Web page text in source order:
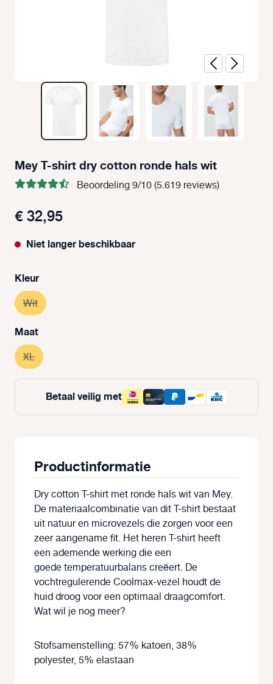
Mey T-shirt dry cotton ronde hals wit
Beoordeling 9/10 (5.619 reviews)
€ 32,95
Niet langer beschikbaar
Selecteer
Kleur
Wit(Deze optie is momenteel niet beschikbaar.)
Selecteer
Maat
XL(Deze optie is momenteel niet beschikbaar.)
Betaal veilig met
Productinformatie
Dry cotton T-shirt met ronde hals wit van Mey.
De materiaalcombinatie van dit T-shirt bestaat
uit natuur en microvezels die zorgen voor een
zeer aangename fit. Het heren T-shirt heeft
een ademende werking die een
goede temperatuurbalans creëert. De
vochtregulerende Coolmax-vezel houdt de
huid droog voor een optimaal draagcomfort.
Wat wil je nog meer?
Stofsamenstelling: 57% katoen, 38%
polyester, 5% elastaan